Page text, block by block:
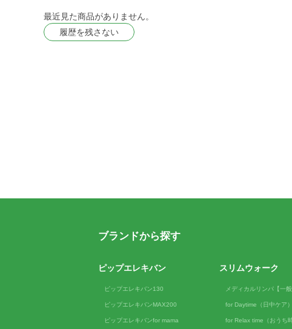
最近見た商品がありません。
履歴を残さない
ブランドから探す
ピップエレキバン
ピップエレキバン130
ピップエレキバンMAX200
ピップエレキバンfor mama
スリムウォーク
メディカルリンパ【一般
for Daytime（日中ケア）
for Relax time（おうち時